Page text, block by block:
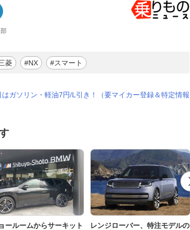
菱 #NX #スマート
はガソリン・軽油7円/L引き！（要マイカー登録＆特定情報
ールームからサーキット
レンジローバー、特注モデルの